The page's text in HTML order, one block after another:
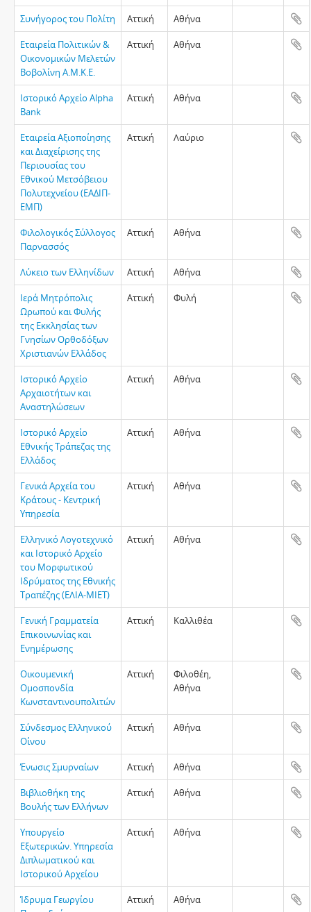
Συνήγορος του Πολίτη Αττική Αθήνα
Εταιρεία Πολιτικών &
Οικονομικών Μελετών
Βοβολίνη Α.Μ.Κ.Ε.
Αττική Αθήνα
Ιστορικό Αρχείο Alpha
Bank
Αττική Αθήνα
Εταιρεία Αξιοποίησης
και Διαχείρισης της
Περιουσίας του
Εθνικού Μετσόβειου
Πολυτεχνείου (ΕΑΔΙΠ-
ΕΜΠ)
Αττική Λαύριο
Φιλολογικός Σύλλογος
Παρνασσός
Αττική Αθήνα
Λύκειο των Ελληνίδων Αττική Αθήνα
Ιερά Μητρόπολις
Ωρωπού και Φυλής
της Εκκλησίας των
Γνησίων Ορθοδόξων
Χριστιανών Ελλάδος
Αττική Φυλή
Ιστορικό Αρχείο
Αρχαιοτήτων και
Αναστηλώσεων
Αττική Αθήνα
Ιστορικό Αρχείο
Εθνικής Τράπεζας της
Ελλάδος
Αττική Αθήνα
Γενικά Αρχεία του
Κράτους - Κεντρική
Υπηρεσία
Αττική Αθήνα
Ελληνικό Λογοτεχνικό
και Ιστορικό Αρχείο
του Μορφωτικού
Ιδρύματος της Εθνικής
Τραπέζης (ΕΛΙΑ-ΜΙΕΤ)
Αττική Αθήνα
Γενική Γραμματεία
Επικοινωνίας και
Ενημέρωσης
Αττική Καλλιθέα
Οικουμενική
Ομοσπονδία
Κωνσταντινουπολιτών
Αττική
Φιλοθέη,
Αθήνα
Σύνδεσμος Ελληνικού
Οίνου
Αττική Αθήνα
Ένωσις Σμυρναίων Αττική Αθήνα
Βιβλιοθήκη της
Βουλής των Ελλήνων
Αττική Αθήνα
Υπουργείο
Εξωτερικών. Υπηρεσία
Διπλωματικού και
Ιστορικού Αρχείου
Αττική Αθήνα
Ίδρυμα Γεωργίου
Αττική Αθήνα